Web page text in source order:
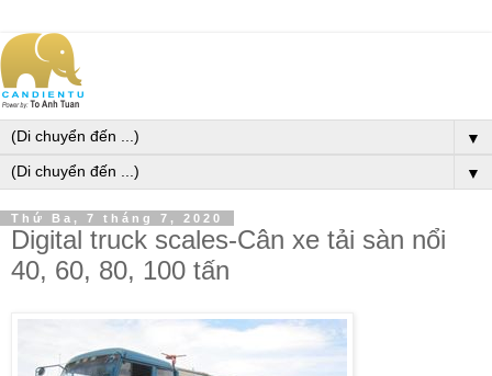
▼
▼
Thứ Ba, 7 tháng 7, 2020
Digital truck scales-Cân xe tải sàn nổi
40, 60, 80, 100 tấn